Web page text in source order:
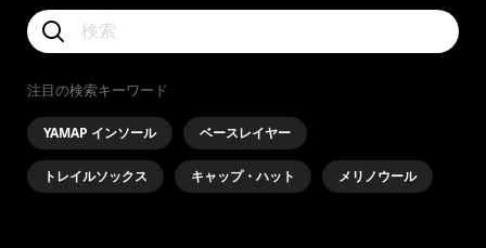
注目の検索キーワード
YAMAP インソール ベースレイヤー
トレイルソックス キャップ・ハット メリノウール